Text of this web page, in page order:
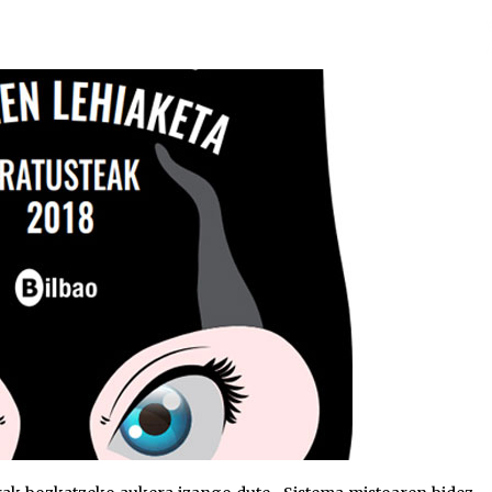
Larunbatean Plentziako Itsas
Martxa ospatuko da
2026/07/07
SOINUGELA: Paul McCartney eta
Ringo Starr-en lan berriak
2026/07/03